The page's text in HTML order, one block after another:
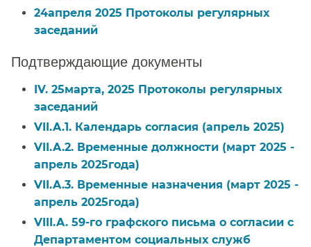
24апреля 2025 Протоколы регулярных
заседаний​​
Подтверждающие документы​​
IV. 25марта, 2025 Протоколы регулярных
заседаний​​
VII.A.1. Календарь согласия (апрель 2025)​​
VII.A.2. Временные должности (март 2025 -
апрель 2025года)​​
VII.A.3. Временные назначения (март 2025 -
апрель 2025года)​​
VIII.A. 59-го графского письма о согласии с
Департаментом социальных служб